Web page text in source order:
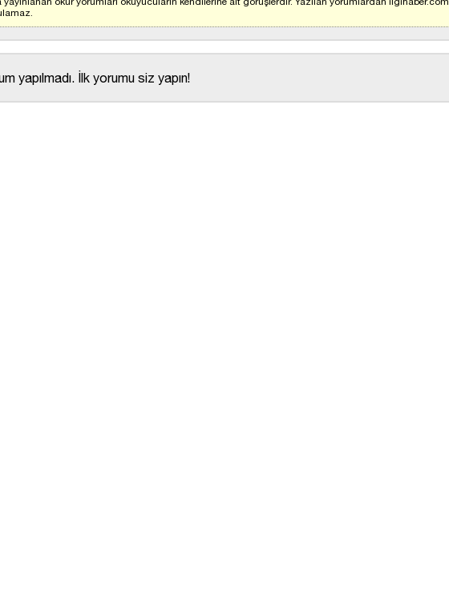
yapılmadı. İlk yorumu siz yapın!